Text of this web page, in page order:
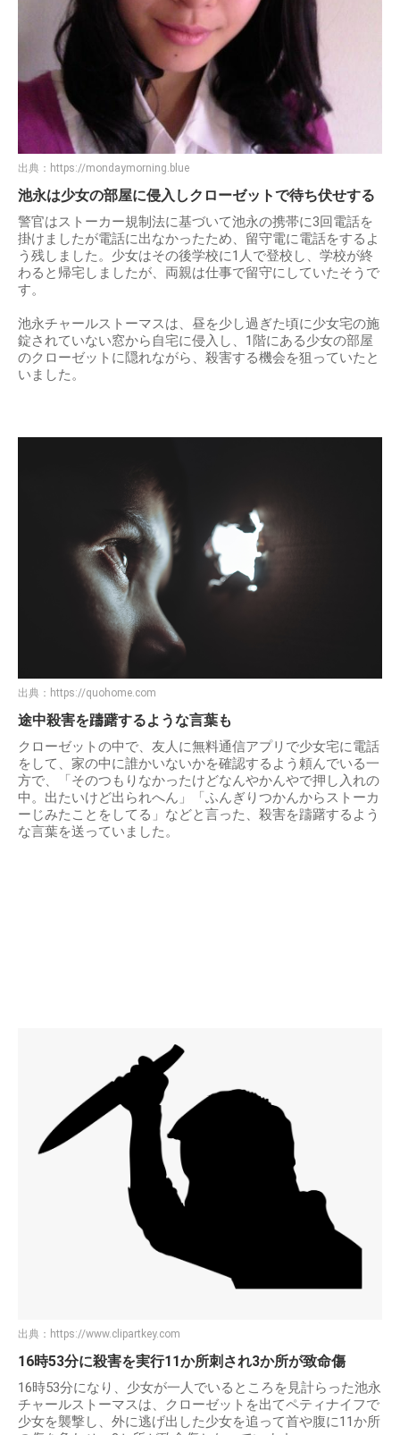
出典： https://mondaymorning.blue
池永は少女の部屋に侵入しクローゼットで待ち伏せする
警官はストーカー規制法に基づいて池永の携帯に3回電話を
掛けましたが電話に出なかったため、留守電に電話をするよ
う残しました。少女はその後学校に1人で登校し、学校が終
わると帰宅しましたが、両親は仕事で留守にしていたそうで
す。
池永チャールストーマスは、昼を少し過ぎた頃に少女宅の施
錠されていない窓から自宅に侵入し、1階にある少女の部屋
のクローゼットに隠れながら、殺害する機会を狙っていたと
いました。
出典： https://quohome.com
途中殺害を躊躇するような言葉も
クローゼットの中で、友人に無料通信アプリで少女宅に電話
をして、家の中に誰かいないかを確認するよう頼んでいる一
方で、「そのつもりなかったけどなんやかんやで押し入れの
中。出たいけど出られへん」「ふんぎりつかんからストーカ
ーじみたことをしてる」などと言った、殺害を躊躇するよう
な言葉を送っていました。
出典： https://www.clipartkey.com
16時53分に殺害を実行11か所刺され3か所が致命傷
16時53分になり、少女が一人でいるところを見計らった池永
チャールストーマスは、クローゼットを出てペティナイフで
少女を襲撃し、外に逃げ出した少女を追って首や腹に11か所